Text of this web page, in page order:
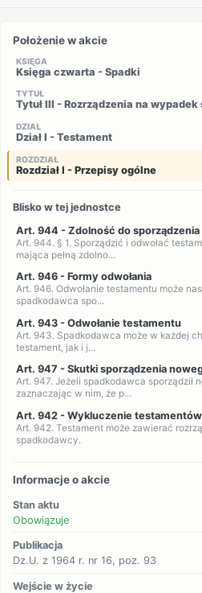
Położenie w akcie
KSIĘGA
Księga czwarta - Spadki
TYTUŁ
Tytuł III - Rozrządzenia na wypadek
DZIAŁ
Dział I - Testament
ROZDZIAŁ
Rozdział I - Przepisy ogólne
Blisko w tej jednostce
Art. 944 - Zdolność do sporządzenia
Art. 944. § 1. Sporządzić i odwołać
mająca pełną zdolno...
Art. 946 - Formy odwołania
Art. 946. Odwołanie testamentu może
spadkodawca spo...
Art. 943 - Odwołanie testamentu
Art. 943. Spadkodawca może w każdej
testament, jak i j...
Art. 947 - Skutki sporządzenia
Art. 947. Jeżeli spadkodawca sporządził
zaznaczając w nim, że p...
Art. 942 - Wykluczenie
Art. 942. Testament może zawierać
spadkodawcy.
Informacje o akcie
Stan aktu
Obowiązuje
Publikacja
Dz.U. z 1964 r. nr 16, poz. 93
Wejście w życie